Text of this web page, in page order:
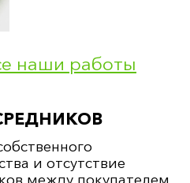
(мм)
700*80*80 (мм)
наши работы
и отсутствие
между покупателем